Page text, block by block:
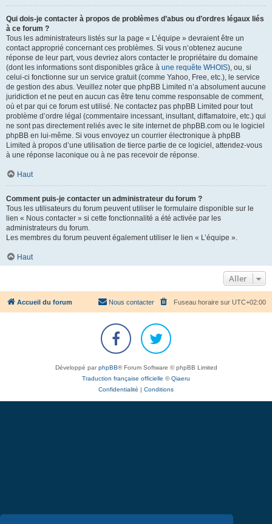
Qui dois-je contacter à propos de problèmes d’abus ou d’ordres légaux liés
à ce forum ?
Tous les administrateurs listés sur la page « L’équipe » devraient être un
contact approprié concernant ces problèmes. Si vous n’obtenez aucune
réponse de leur part, vous devriez alors contacter le propriétaire du domaine
(dont les informations sont disponibles grâce à une requête WHOIS), ou, si
celui-ci fonctionne sur un service gratuit (comme Yahoo, Free, etc.), le service
de gestion des abus. Veuillez noter que phpBB Limited n’a absolument aucune
juridiction et ne peut en aucun cas être tenu comme responsable de comment,
où et par qui ce forum est utilisé. Ne contactez pas phpBB Limited pour tout
problème d’ordre légal (commentaire incessant, insultant, diffamatoire, etc.) qui
ne sont pas directement reliés avec le site internet de phpBB.com ou le logiciel
phpBB en lui-même. Si vous envoyez un courrier électronique à phpBB
Limited à propos d’une utilisation de tierce partie de ce logiciel, attendez-vous
à une réponse laconique ou à ne pas recevoir de réponse.
Haut
Comment puis-je contacter un administrateur du forum ?
Tous les utilisateurs du forum peuvent utiliser le formulaire disponible sur le
lien « Nous contacter » si cette fonctionnalité a été activée par les
administrateurs du forum.
Les membres du forum peuvent également utiliser le lien « L’équipe ».
Haut
Aller
Accueil du forum Fuseau horaire sur UTC+02:00
Nous contacter
Développé parphpBB® Forum Software © phpBB Limited
Traduction française officielle ©Qiaeru
Confidentialité
Conditions